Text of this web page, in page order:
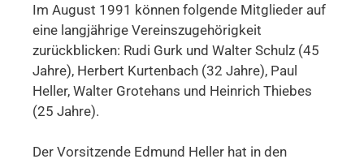
Im August 1991 können folgende Mitglieder auf
eine langjährige Vereinszugehörigkeit
zurückblicken: Rudi Gurk und Walter Schulz (45
Jahre), Herbert Kurtenbach (32 Jahre), Paul
Heller, Walter Grotehans und Heinrich Thiebes
(25 Jahre).
Der Vorsitzende Edmund Heller hat in den